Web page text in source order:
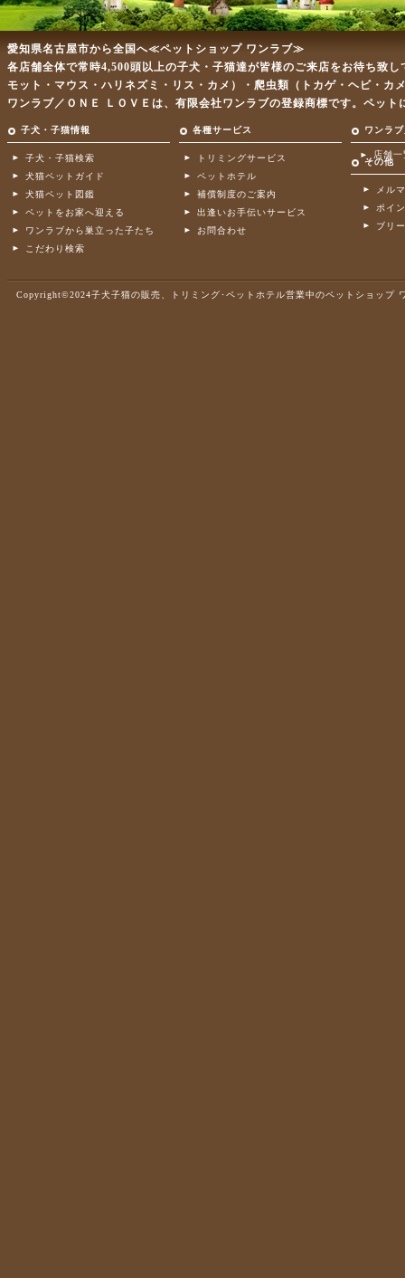
愛知県名古屋市から全国へ≪ペットショップ ワンラブ≫
各店舗全体で常時4,500頭以上の子犬・子猫達が皆様のご来店をお待ち致
モット・マウス・ハリネズミ・リス・カメ）・爬虫類（トカゲ・ヘビ・
ワンラブ／ＯＮＥ ＬＯＶＥは、有限会社ワンラブの登録商標です。ペッ
子犬・子猫情報 各種サービス ワンラ
子犬・子猫検索
犬猫ペットガイド
犬猫ペット図鑑
ペットをお家へ迎える
ワンラブから巣立った子たち
こだわり検索
トリミングサービス
ペットホテル
補償制度のご案内
出逢いお手伝いサービス
お問合わせ
店舗一
その他
メル
ポイ
ブリ
Copyright©2024子犬子猫の販売、トリミング･ペットホテル営業中のペットショップ